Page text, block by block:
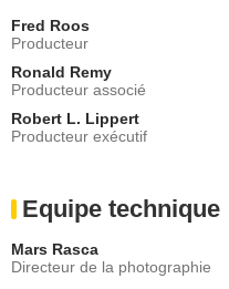
Fred Roos
Producteur
Ronald Remy
Producteur associé
Robert L. Lippert
Producteur exécutif
Equipe technique
Mars Rasca
Directeur de la photographie